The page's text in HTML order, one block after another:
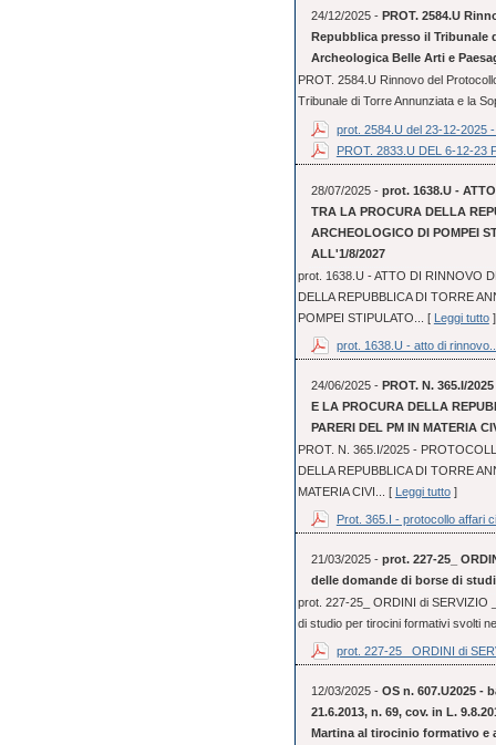
24/12/2025 - PROT. 2584.U
Repubblica presso il Tribunale
Archeologica Belle Arti e
PROT. 2584.U Rinnovo del
Tribunale di Torre Annunziata e la
prot. 2584.U del 23-12-2025
PROT. 2833.U DEL 6-12-23
28/07/2025 - prot. 1638.U -
TRA LA PROCURA DELLA
ARCHEOLOGICO DI POMPEI
ALL'1/8/2027
prot. 1638.U - ATTO DI RINNOVO
DELLA REPUBBLICA DI TORRE
POMPEI STIPULATO... [ Leggi tutto]
prot. 1638.U - atto di
24/06/2025 - PROT. N. 365.I/
E LA PROCURA DELLA
PARERI DEL PM IN MATERIA
PROT. N. 365.I/2025 -
DELLA REPUBBLICA DI TORRE
MATERIA CIVI... [ Leggi tutto]
Prot. 365.I - protocollo affari
21/03/2025 - prot. 227-25_
delle domande di borse di
prot. 227-25_ ORDINI di SERVIZIO
di studio per tirocini formativi svolti
prot. 227-25_ ORDINI di
12/03/2025 - OS n. 607.U2025 -
21.6.2013, n. 69, cov. in L.
Martina al tirocinio formativo e